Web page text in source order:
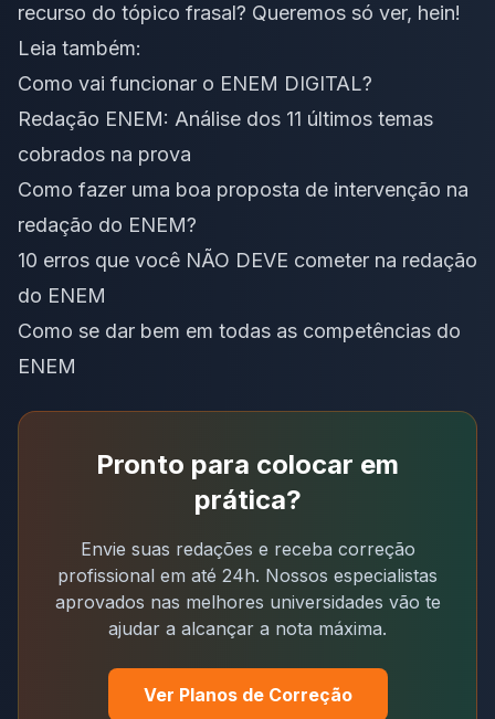
recurso do tópico frasal? Queremos só ver, hein!
Leia também:
Como vai funcionar o ENEM DIGITAL?
Redação ENEM: Análise dos 11 últimos temas
cobrados na prova
Como fazer uma boa proposta de intervenção na
redação do ENEM?
10 erros que você NÃO DEVE cometer na redação
do ENEM
Como se dar bem em todas as competências do
ENEM
Pronto para colocar em
prática?
Envie suas redações e receba correção
profissional em até 24h. Nossos especialistas
aprovados nas melhores universidades vão te
ajudar a alcançar a nota máxima.
Ver Planos de Correção